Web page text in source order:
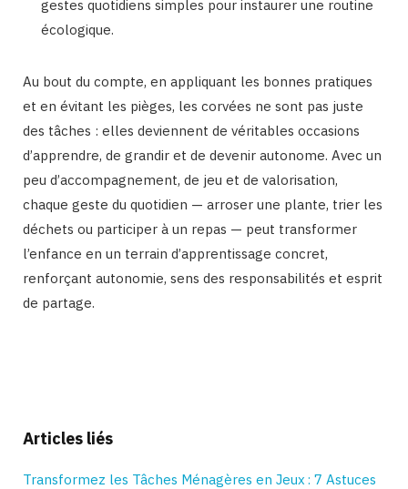
gestes quotidiens simples pour instaurer une routine
écologique.
Au bout du compte, en appliquant les bonnes pratiques
et en évitant les pièges, les corvées ne sont pas juste
des tâches : elles deviennent de véritables occasions
d’apprendre, de grandir et de devenir autonome. Avec un
peu d’accompagnement, de jeu et de valorisation,
chaque geste du quotidien — arroser une plante, trier les
déchets ou participer à un repas — peut transformer
l’enfance en un terrain d’apprentissage concret,
renforçant autonomie, sens des responsabilités et esprit
de partage.
Articles liés
Transformez les Tâches Ménagères en Jeux : 7 Astuces